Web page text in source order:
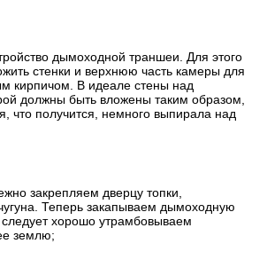
дымоходной траншеи. Для этого
стенки и верхнюю часть камеры для
кирпичом. В идеале стены над
должны быть вложены таким образом,
что получится, немного выпирала над
закрепляем дверцу топки,
Теперь закапываем дымоходную
следует хорошо утрамбовываем
землю;